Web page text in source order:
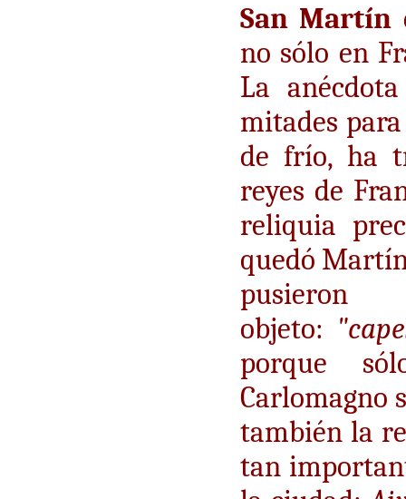
San Martín
no sólo en
La
mitades
de frío, ha
reyes de
reliquia
quedó
objeto:
porque
Carlomagno
también la
tan